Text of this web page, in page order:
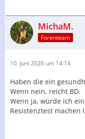
MichaM.
Forenteam
10. Juni 2026 um 14:14
Haben die ein
Wenn nein, reicht BD.
Wenn ja, würde ich
Resistenztest machen